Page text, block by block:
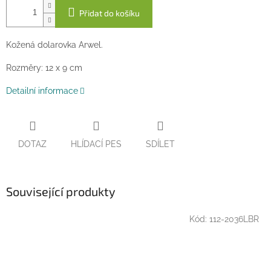
Přidat do košíku
Kožená dolarovka Arwel.
Rozměry: 12 x 9 cm
Detailní informace
DOTAZ HLÍDACÍ PES SDÍLET
Související produkty
Kód: 112-2036LBR